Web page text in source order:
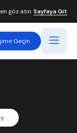
göz atın.Sayfaya Git
Geçin